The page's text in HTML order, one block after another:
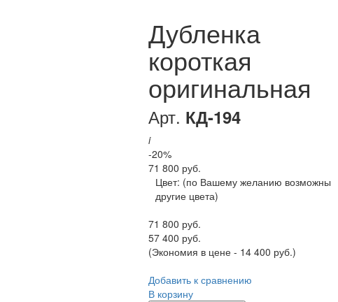
Дубленка
короткая
оригинальная
Арт. КД-194
i
-20%
71 800 руб.
Цвет: (по Вашему желанию возможны
другие цвета)
71 800 руб.
57 400 руб.
(Экономия в цене - 14 400 руб.)
Добавить к сравнению
В корзину